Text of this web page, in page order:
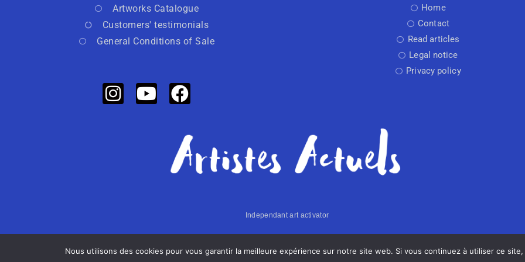
Artworks Catalogue
Customers' testimonials
General Conditions of Sale
Home
Contact
Read articles
Legal notice
Privacy policy
Independant art activator
Made with by
Nous utilisons des cookies pour vous garantir la meilleure expérience sur notre site web. Si vous continuez à utiliser ce